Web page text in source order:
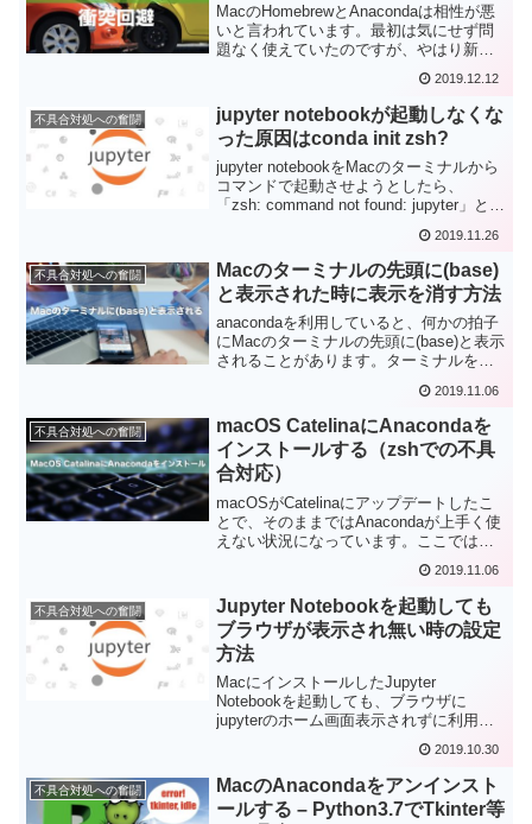
MacのHomebrewとAnacondaは相性が悪
いと言われています。最初は気にせず問
題なく使えていたのですが、やはり新し
に問題が発生。config系のファイルが干渉
している模様。ここではその回避方法を
まとめてみました。
2019.12.12
不具合対処への奮闘
jupyter notebookが起動しなくな
った原因はconda init zsh?
jupyter notebookをMacのターミナルから
コマンドで起動させようとしたら、
「zsh: command not found: jupyter」と表
ラー状況の対処についてまとめてみまし
た。
2019.11.26
不具合対処への奮闘
Macのターミナルの先頭に(base)
と表示された時に表示を消す方法
anacondaを利用していると、何かの拍子
にMacのターミナルの先頭に(base)と表示
されることがあります。ターミナルを再
(base)表示を消す方法をVisual Studio
Codeのターミナルも合わせてまとめま
す。
2019.11.06
不具合対処への奮闘
macOS CatelinaにAnacondaを
インストールする（zshでの不具
合対応）
macOSがCatelinaにアップデートしたこ
とで、そのままではAnacondaが上手く使
えない状況になっています。ここでは
して、zshでの動作不具合の対処方法をま
とめてみました。
2019.11.06
不具合対処への奮闘
Jupyter Notebookを起動しても
ブラウザが表示され無い時の設定
方法
MacにインストールしたJupyter
Notebookを起動しても、ブラウザに
jupyterのホーム画面表示されずに利用で
す。OS更新時になる場合があるようです
が、ここではその対処方法についてまと
めてみました。
2019.10.30
不具合対処への奮闘
MacのAnacondaをアンインスト
ールする – Python3.7でTkinter等